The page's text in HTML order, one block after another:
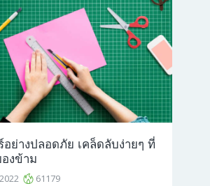
อย่างปลอดภัย เคล็ดลับง่ายๆ ที่
งข้าม
61179